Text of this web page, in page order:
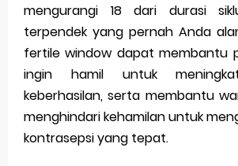
mengurangi 18 dari durasi
terpendek yang pernah Anda
fertile window dapat membantu
ingin hamil untuk
keberhasilan, serta membantu
menghindari kehamilan untuk
kontrasepsi yang tepat.